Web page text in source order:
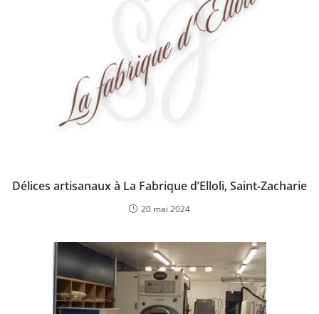
Délices artisanaux à La Fabrique d’Elloli, Saint-Zacharie
20 mai 2024